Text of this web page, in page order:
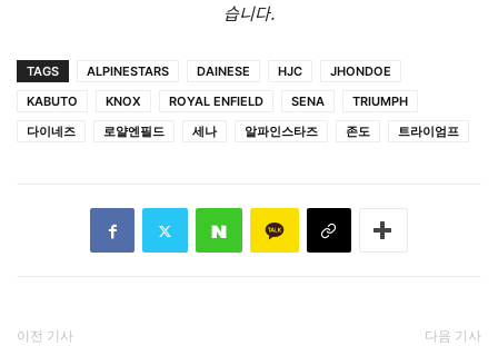
습니다.
TAGS ALPINESTARS DAINESE HJC
JHONDOE
KABUTO
KNOX ROYAL ENFIELD SENA
TRIUMPH
다이네즈
로얄엔필드 세나 알파인스타즈 존도 트라이엄프
이전 기사 다음 기사